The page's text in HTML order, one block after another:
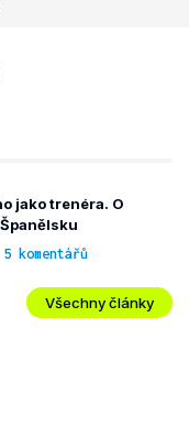
jako trenéra. O
5 komentářů
Všechny články